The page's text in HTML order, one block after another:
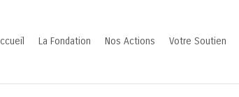
La Fondation Nos Actions Votre Soutien